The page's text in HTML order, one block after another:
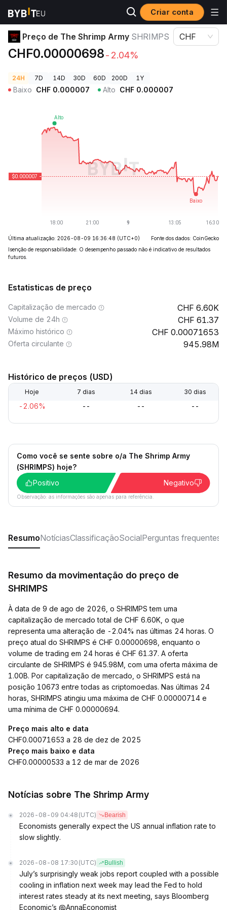
Criar conta
Preços de Criptomoedas Preço de The Shrimp Army SHRIMPS
Preço de The Shrimp Army SHRIMPS
CHF0.00000698-2.04%
CHF
24H 7D 14D 30D 60D 200D 1Y
Baixo CHF 0.000007 Alto CHF 0.000007
Última atualização: 2026-08-09 16:36:48 (UTC+0)
Fonte dos dados: CoinGecko
Isenção de responsabilidade: O desempenho passado não é indicativo de resultados
futuros.
Estatisticas de preço
Capitalização de mercado 6.60K
Volume de 24h 61.37
Máximo histórico 0.00071653
Oferta circulante 945.98M
Histórico de preços (USD)
Hoje 7 dias 14 dias 30 dias
-2.06% -- -- --
Como você se sente sobre o/a The Shrimp Army
(SHRIMPS) hoje?
Positivo
Negativo
Observação: as informações são apenas para referência.
ResumoNotíciasClassificaçãoSocialPerguntas frequentes
Resumo da movimentação do preço de
SHRIMPS
À data de 9 de ago de 2026, o SHRIMPS tem uma
capitalização de mercado total de CHF 6.60K, o que
representa uma alteração de -2.04% nas últimas 24 horas. O
preço atual do SHRIMPS é CHF 0.00000698, enquanto o
volume de trading em 24 horas é CHF 61.37. A oferta
circulante de SHRIMPS é 945.98M, com uma oferta máxima de
1.00B. Por capitalização de mercado, o SHRIMPS está na
posição 10673 entre todas as criptomoedas. Nas últimas 24
horas, SHRIMPS atingiu uma máxima de CHF 0.00000714 e
uma mínima de CHF 0.00000694.
Preço mais alto e data
CHF0.00071653 a 28 de dez de 2025
Preço mais baixo e data
CHF0.00000533 a 12 de mar de 2026
Notícias sobre The Shrimp Army
2026-08-09 04:48 (UTC) Bearish
Economists generally expect the US annual inflation rate to
slow slightly.
2026-08-08 17:30 (UTC) Bullish
July’s surprisingly weak jobs report coupled with a possible
cooling in inflation next week may lead the Fed to hold
interest rates steady at its next meeting, says Bloomberg
Economic’s @AnnaEconomist